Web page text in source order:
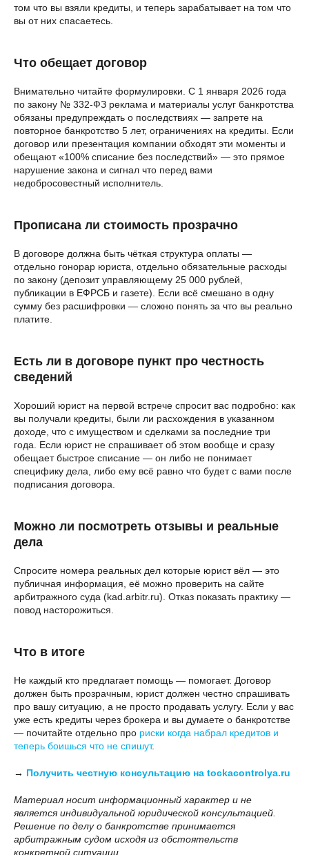
том что вы взяли кредиты, и теперь зарабатывает на том что
вы от них спасаетесь.
Что обещает договор
Внимательно читайте формулировки. С 1 января 2026 года
по закону № 332-ФЗ реклама и материалы услуг банкротства
обязаны предупреждать о последствиях — запрете на
повторное банкротство 5 лет, ограничениях на кредиты. Если
договор или презентация компании обходят эти моменты и
обещают «100% списание без последствий» — это прямое
нарушение закона и сигнал что перед вами
недобросовестный исполнитель.
Прописана ли стоимость прозрачно
В договоре должна быть чёткая структура оплаты —
отдельно гонорар юриста, отдельно обязательные расходы
по закону (депозит управляющему 25 000 рублей,
публикации в ЕФРСБ и газете). Если всё смешано в одну
сумму без расшифровки — сложно понять за что вы реально
платите.
Есть ли в договоре пункт про честность
сведений
Хороший юрист на первой встрече спросит вас подробно: как
вы получали кредиты, были ли расхождения в указанном
доходе, что с имуществом и сделками за последние три
года. Если юрист не спрашивает об этом вообще и сразу
обещает быстрое списание — он либо не понимает
специфику дела, либо ему всё равно что будет с вами после
подписания договора.
Можно ли посмотреть отзывы и реальные
дела
Спросите номера реальных дел которые юрист вёл — это
публичная информация, её можно проверить на сайте
арбитражного суда (kad.arbitr.ru). Отказ показать практику —
повод насторожиться.
Что в итоге
Не каждый кто предлагает помощь — помогает. Договор
должен быть прозрачным, юрист должен честно спрашивать
про вашу ситуацию, а не просто продавать услугу. Если у вас
уже есть кредиты через брокера и вы думаете о банкротстве
— почитайте отдельно про риски когда набрал кредитов и
теперь боишься что не спишут.
→ Получить честную консультацию на tockacontrolya.ru
Материал носит информационный характер и не
является индивидуальной юридической консультацией.
Решение по делу о банкротстве принимается
арбитражным судом исходя из обстоятельств
конкретной ситуации.